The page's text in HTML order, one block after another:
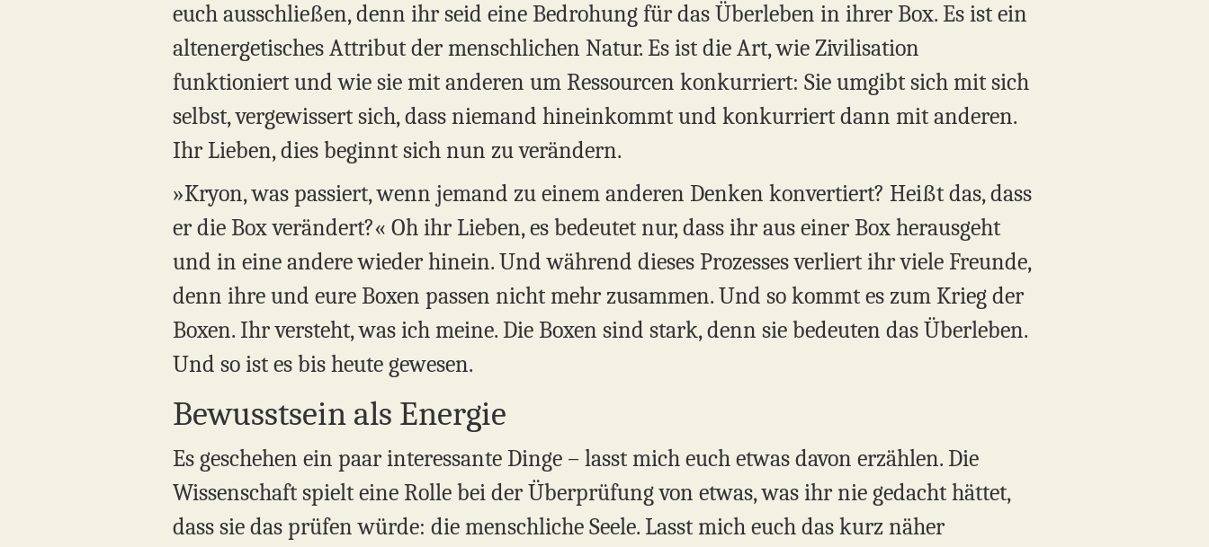
euch ausschließen, denn ihr seid eine Bedrohung für das Überleben in ihrer Box. Es ist ein
altenergetisches Attribut der menschlichen Natur. Es ist die Art, wie Zivilisation
funktioniert und wie sie mit anderen um Ressourcen konkurriert: Sie umgibt sich mit sich
selbst, vergewissert sich, dass niemand hineinkommt und konkurriert dann mit anderen.
Ihr Lieben, dies beginnt sich nun zu verändern.
»Kryon, was passiert, wenn jemand zu einem anderen Denken konvertiert? Heißt das, dass
er die Box verändert?« Oh ihr Lieben, es bedeutet nur, dass ihr aus einer Box herausgeht
und in eine andere wieder hinein. Und während dieses Prozesses verliert ihr viele Freunde,
denn ihre und eure Boxen passen nicht mehr zusammen. Und so kommt es zum Krieg der
Boxen. Ihr versteht, was ich meine. Die Boxen sind stark, denn sie bedeuten das Überleben.
Und so ist es bis heute gewesen.
Bewusstsein als Energie
Es geschehen ein paar interessante Dinge – lasst mich euch etwas davon erzählen. Die
Wissenschaft spielt eine Rolle bei der Überprüfung von etwas, was ihr nie gedacht hättet,
dass sie das prüfen würde: die menschliche Seele. Lasst mich euch das kurz näher